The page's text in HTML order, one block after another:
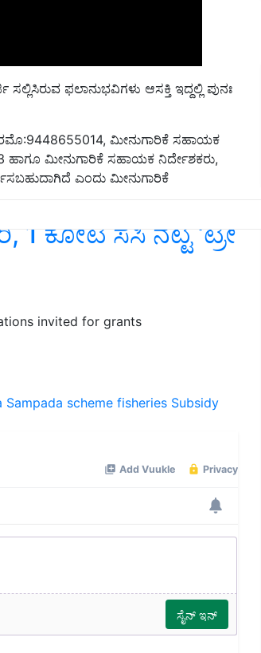
ಫಲಾನುಭವಿಗಳು ಆಸಕ್ತಿ ಇದ್ದಲ್ಲಿ ಪುನಃ
ಮೀನುಗಾರಿಕೆ ಸಹಾಯಕ
ಹಾಗೂ ಮೀನುಗಾರಿಕೆ ಸಹಾಯಕ ನಿರ್ದೇಶಕರು,
ಎಂದು ಮೀನುಗಾರಿಕೆ
1 ಕೋಟಿ ಸಸಿ ನೆಟ್ಟ ‘ಟ್ರೀ
invited for grants
Sampada scheme fisheries Subsidy